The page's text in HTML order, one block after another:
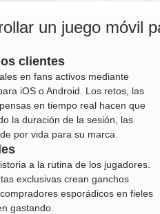
un juego móvil
clientes
en fans activos mediante
iOS o Android. Los retos, las
en tiempo real hacen que
la duración de la sesión, las
por vida para su marca.
a la rutina de los jugadores.
exclusivas crean ganchos
esporádicos en fieles
gastando.